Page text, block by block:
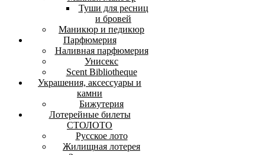
Туши для ресниц
и бровей
Маникюр и педикюр
Парфюмерия
Наливная парфюмерия
Унисекс
Scent Bibliotheque
Украшения, аксессуары и
камни
Бижутерия
Лотерейные билеты
СТОЛОТО
Русское лото
Жилищная лотерея